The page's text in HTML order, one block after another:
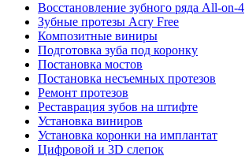
Восстановление зубного ряда All‑on‑4
Зубные протезы Acry Free
Композитные виниры
Подготовка зуба под коронку
Постановка мостов
Постановка несъемных протезов
Ремонт протезов
Реставрация зубов на штифте
Установка виниров
Установка коронки на имплантат
Цифровой и 3D слепок